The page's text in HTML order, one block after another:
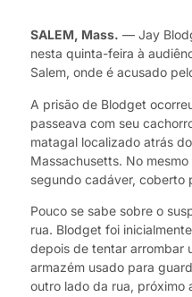
SALEM, Mass. — Jay
nesta quinta-feira à
Salem, onde é acusado
A prisão de Blodget
passeava com seu
matagal localizado atrás
Massachusetts. No
segundo cadáver, coberto
Pouco se sabe sobre o
rua. Blodget foi
depois de tentar arrombar
armazém usado para
outro lado da rua, próximo